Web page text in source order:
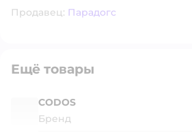
Продавец: Парадогс
Ещё товары
CODOS
Бренд